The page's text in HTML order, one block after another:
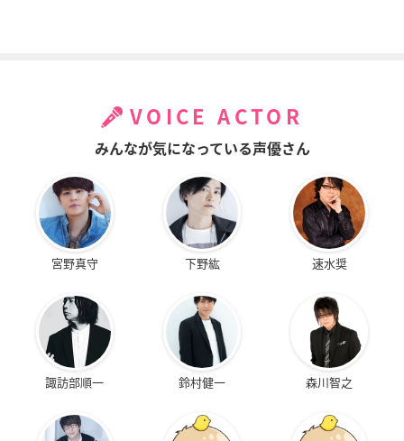
VOICE ACTOR
みんなが気になっている声優さん
宮野真守 下野紘 速水奨
諏訪部順一 鈴村健一 森川智之